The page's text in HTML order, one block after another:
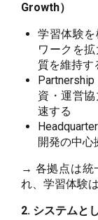
Growth）
学習体験
ワークを
質を維持す
資・運営
速する
開発の中心
→ 各拠点は統
れ、学習体験
2. システムと